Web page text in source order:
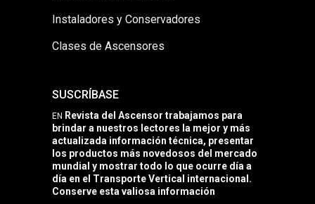
Instaladores y Conservadores
Clases de Ascensores
SUSCRÍBASE
EN Revista del Ascensor trabajamos para
brindar a nuestros lectores la mejor y más
actualizada información técnica, presentar
los productos más novedosos del mercado
mundial y mostrar todo lo que ocurre día a
día en el Transporte Vertical internacional.
Conserve esta valiosa información